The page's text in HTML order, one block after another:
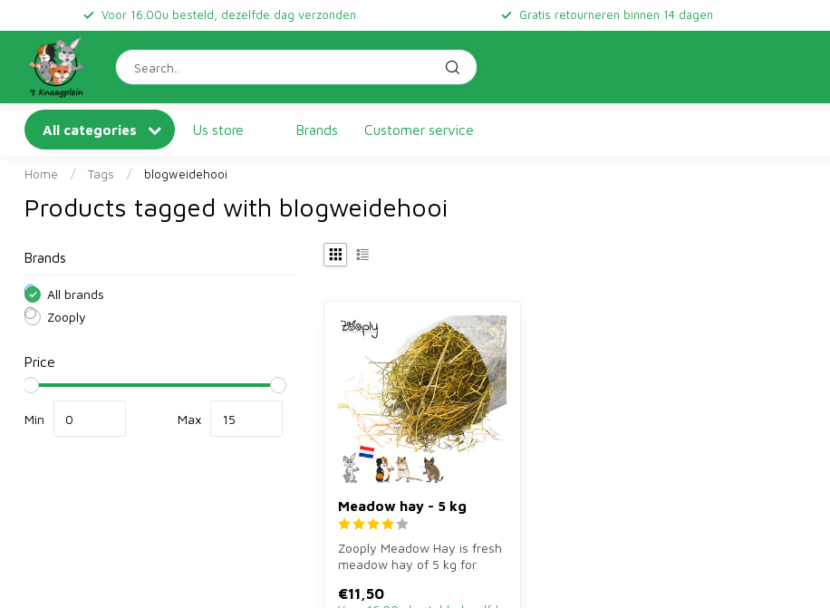
Voor 16.00u besteld, dezelfde dag verzonden Gratis retourneren binnen 14 dagen
All categories Us store Brands Customer service
Home / Tags / blogweidehooi
Products tagged with blogweidehooi
Brands
All brands
Zooply
Price
Min Max
Meadow hay - 5 kg
Zooply Meadow Hay is fresh
meadow hay of 5 kg for
other...
€11,50